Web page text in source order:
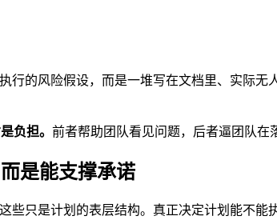
行的风险假设，而是一堆写在文档里、实际
负担。 前者帮助团队看见问题，后者逼团队在
是能支撑承诺
只是计划的表层结构。真正决定计划能不能